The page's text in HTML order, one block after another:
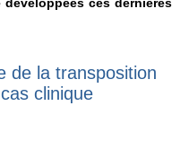
ces dernières
de la transposition
clinique